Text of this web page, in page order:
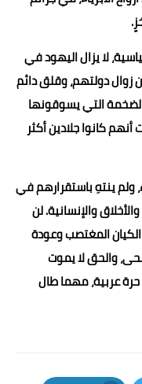
لا يزال اليهود في
دولتهم، وقلق دائم
التي يسوقونها
أنهم كانوا جلادين أكثر
ولم ينتهِ باستقرارهم في
والإنسانية. لن
الكيان المغتصب وعودة
والحق لا يموت
عربية، مهما طال